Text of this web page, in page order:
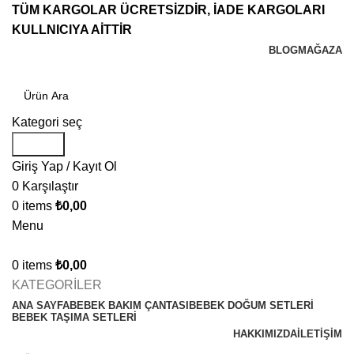
TÜM KARGOLAR ÜCRETSİZDİR, İADE KARGOLARI
KULLNICIYA AİTTİR
BLOGMAĞAZA
Kategori seç
Giriş Yap / Kayıt Ol
0 Karşılaştır
0 items ₺0,00
Menu
0 items ₺0,00
KATEGORİLER
ANA SAYFABEBEK BAKIM ÇANTASI BEBEK DOĞUM SETLERİ
BEBEK TAŞIMA SETLERİ
HAKKIMIZDA İLETIŞIM